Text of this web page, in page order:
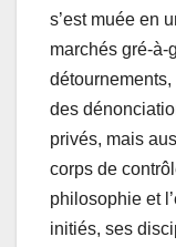
s’est muée en
marchés gré-à-
des
privés, mais
corps de
philosophie et
initiés, ses